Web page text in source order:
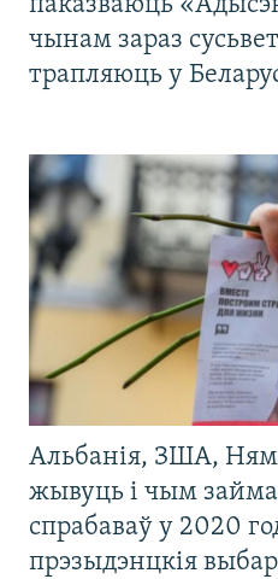
паказваюць
чынам зараз
трапляюць у
Альбанія, ЗША,
жывуць і чым
спрабаваў у 2020
прэзыдэнцкія